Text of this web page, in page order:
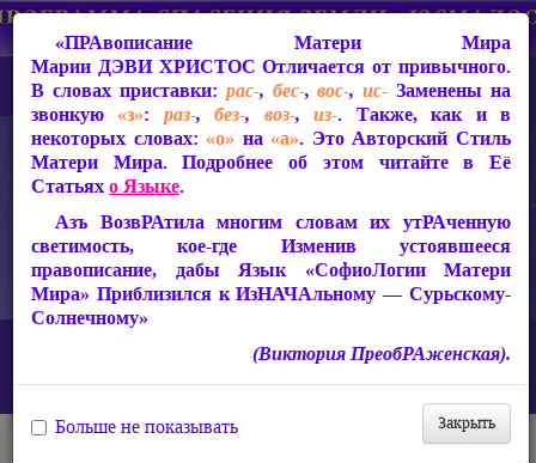
СакРАльная Поэзия Матери Мира
РАДАТЕЛЬНИЦА
«Тонкие коридоры Света и Чистоты...»
«ПРАвописание Матери Мира
Марии ДЭВИ ХРИСТОС Отличается от привычного.
В словах приставки: рас-, бес-,вос-,ис- Заменены на
звонкую «з»: раз-,без-, воз-,из-. Также, как и в
некоторых словах: «о» на «а». Это Авторский Стиль
Матери Мира. Подробнее об этом читайте в Её
Статьяхо Языке.
Азъ ВозвРАтила многим словам их утРАченную
светимость, кое-где Изменив устоявшееся
правописание, дабы Язык «СофиоЛогии Матери
Мира» Приблизился к ИзНАЧАльному — Сурьскому-
Солнечному»
(Виктория ПреобРАженская).
Закрыть
Больше не показывать